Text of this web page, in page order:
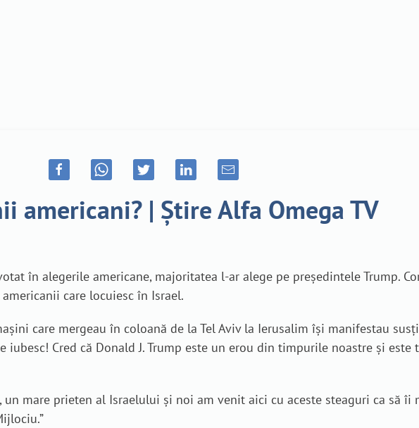
americani? | Știre Alfa Omega TV
în alegerile americane, majoritatea l-ar alege pe președintele Trump.
care locuiesc în Israel.
care mergeau în coloană de la Tel Aviv la Ierusalim își manifestau
iubesc! Cred că Donald J. Trump este un erou din timpurile noastre și
mare prieten al Israelului și noi am venit aici cu aceste steaguri ca să